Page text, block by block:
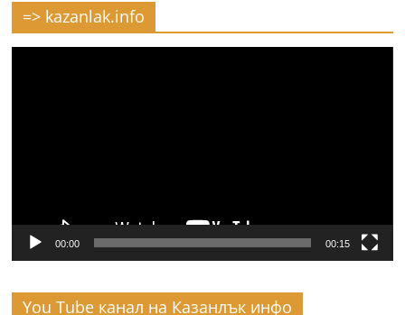
=> kazanlak.info
00:00 00:15
You Tube канал на Казанлък инфо